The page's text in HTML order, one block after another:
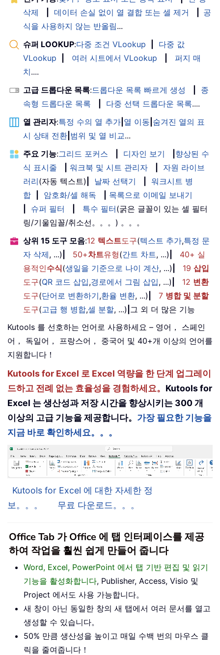
삭제
데이터 손실 없이 열 결합 또는 셀 제거
공
식을 사용하지 않는 반올림...
슈퍼 LOOKUP:다중 조건 VLookup
다중 값
VLookup
여러 시트에서 VLookup
퍼지 매
치....
고급 드롭다운 목록:드롭다운 목록 빠르게 생성
종
속형 드롭다운 목록
다중 선택 드롭다운 목록....
열 관리자:특정 수의 열 추가 열 이동 숨겨진 열의 표
시 상태 전환 범위 및 열 비교...
주요 기능:그리드 포커스 디자인 보기
향상된 수
식 표시줄
워크북 및 시트 관리자
자원 라이브
러리(자동 텍스트) 날짜 선택기
워크시트 병
합
암호화/셀 해독
목록으로 이메일 보내기
슈퍼 필터 특수 필터(굵은 글꼴이 있는 셀 필터
링/기울임꼴/취소선。。。) 。。。
상위 15 도구 모음:12 텍스트도구(텍스트 추가,특정 문
자 삭제, ...) 50+차트유형(간트 차트, ...)
40+ 실
용적인수식(생일을 기준으로 나이 계산, ...) 19 삽입
도구(QR 코드 삽입,경로에서 그림 삽입, ...) 12 변환
도구(단어로 변환하기,환율 변환, ...) 7 병합 및 분할
도구(고급 행 병합,셀 분할, ...) 그 외 더 많은 기능
Kutools 를 선호하는 언어로 사용하세요 – 영어， 스페인
어， 독일어， 프랑스어， 중국어 및 40+개 이상의 언어를
지원합니다！
Kutools for Excel 로 Excel 역량을 한 단계 업그레이
드하고 전례 없는 효율성을 경험하세요。 Kutools for
Excel 는 생산성과 저장 시간을 향상시키는 300 개
이상의 고급 기능을 제공합니다。 가장 필요한 기능을
지금 바로 확인하세요。。。
Kutools for Excel 에 대한 자세한 정
보。。。
무료 다운로드。。。
Office Tab 가 Office 에 탭 인터페이스를 제공
하여 작업을 훨씬 쉽게 만들어 줍니다
Word, Excel, PowerPoint 에서 탭 기반 편집 및 읽기
기능을 활성화합니다, Publisher, Access, Visio 및
Project 에서도 사용 가능합니다。
새 창이 아닌 동일한 창의 새 탭에서 여러 문서를 열고
생성할 수 있습니다。
50% 만큼 생산성을 높이고 매일 수백 번의 마우스 클
릭을 줄여줍니다！